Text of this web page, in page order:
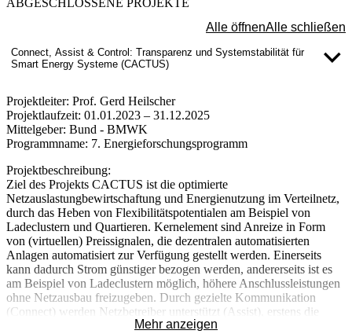
hausanschlussscharfe Bewertung der ver-fügbaren Ladeleistung in
Kombination mit der Information zum Solardachpotential für eine
regener-ative Ladund der E-Fahrzeuge. Darüber hinaus wird für die
Nutzer auch die Steuerung der Ladeleis-tung mit dem Smart Meter
Gateway erläutert. Die Ergebnisse bilden auch eine Grundlage für
Alle öffnenAlle schließen
Connect, Assist & Control: Transparenz und Systemstabilität für
Smart Energy Systeme (CACTUS)
Projektleiter: Prof. Gerd Heilscher
Projektlaufzeit: 01.01.2023 – 31.12.2025
Mittelgeber: Bund - BMWK
Programmname: 7. Energieforschungsprogramm
Projektbeschreibung:
Ziel des Projekts CACTUS ist die optimierte
Netzauslastungbewirtschaftung und Energienutzung im Verteilnetz,
durch das Heben von Flexibilitätspotentialen am Beispiel von
Ladeclustern und Quartieren. Kernelement sind Anreize in Form
von (virtuellen) Preissignalen, die dezentralen automatisierten
Anlagen automatisiert zur Verfügung gestellt werden. Einerseits
kann dadurch Strom günstiger bezogen werden, andererseits ist es
am Beispiel von Ladeclustern möglich, höhere Anschlussleistungen
ohne Netzausbau freizugeben. Durch gezielte Kommunikation
(Connect) werden Netzbetreiber unterstützt (Assist), erstens die
mögliche Zulassung von weiteren Anlagen unter Einbezug von
Mehr anzeigen